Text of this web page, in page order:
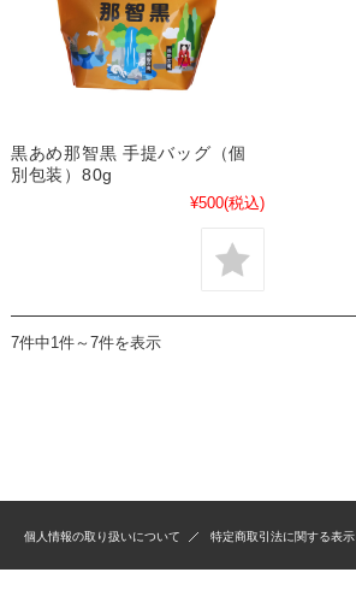
黒あめ那智黒 手提バッグ（個
別包装）80g
¥500(税込)
7件中1件～7件を表示
個人情報の取り扱いについて 特定商取引法に関する表示